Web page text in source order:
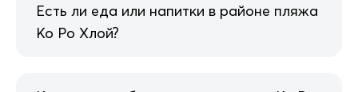
Есть ли еда или напитки в районе пляжа
Ко Ро Хлой?